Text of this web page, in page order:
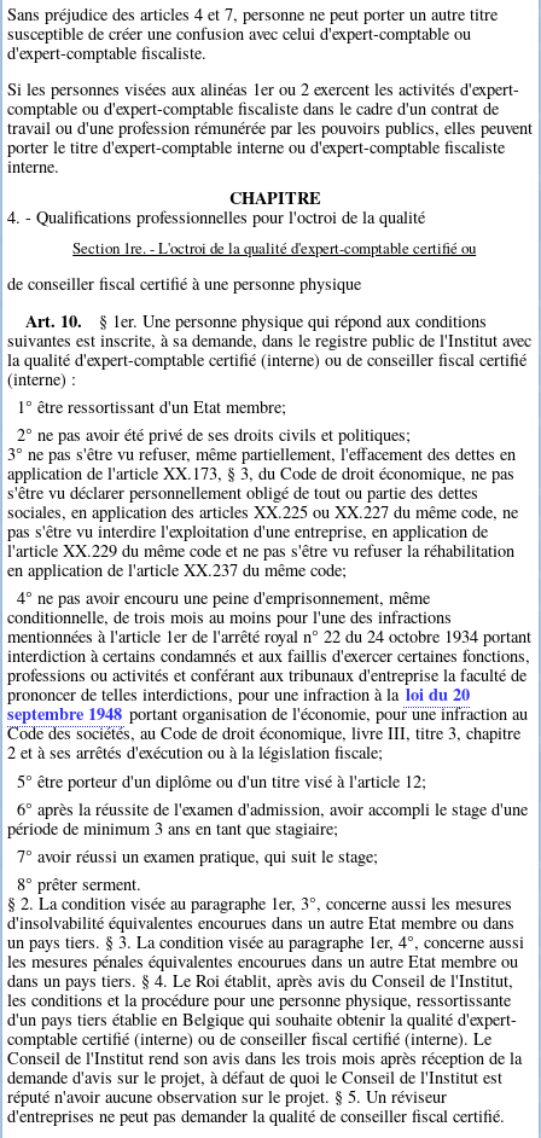
Sans préjudice des articles 4 et 7, personne ne peut porter un autre titre
susceptible de créer une confusion avec celui d'expert-comptable ou
d'expert-comptable fiscaliste.
Si les personnes visées aux alinéas 1er ou 2 exercent les activités d'expert-
comptable ou d'expert-comptable fiscaliste dans le cadre d'un contrat de
travail ou d'une profession rémunérée par les pouvoirs publics, elles peuvent
porter le titre d'expert-comptable interne ou d'expert-comptable fiscaliste
interne.
CHAPITRE
4. - Qualifications professionnelles pour l'octroi de la qualité
Section 1re. - L'octroi de la qualité d'expert-comptable certifié ou
de conseiller fiscal certifié à une personne physique
Art. 10.
§ 1er. Une personne physique qui répond aux conditions
suivantes est inscrite, à sa demande, dans le registre public de l'Institut avec
la qualité d'expert-comptable certifié (interne) ou de conseiller fiscal certifié
(interne) :
1° être ressortissant d'un Etat membre;
2° ne pas avoir été privé de ses droits civils et politiques;
3° ne pas s'être vu refuser, même partiellement, l'effacement des dettes en
application de l'article XX.173, § 3, du Code de droit économique, ne pas
s'être vu déclarer personnellement obligé de tout ou partie des dettes
sociales, en application des articles XX.225 ou XX.227 du même code, ne
pas s'être vu interdire l'exploitation d'une entreprise, en application de
l'article XX.229 du même code et ne pas s'être vu refuser la réhabilitation
en application de l'article XX.237 du même code;
4° ne pas avoir encouru une peine d'emprisonnement, même
conditionnelle, de trois mois au moins pour l'une des infractions
mentionnées à l'article 1er de l'arrêté royal n° 22 du 24 octobre 1934 portant
interdiction à certains condamnés et aux faillis d'exercer certaines fonctions,
professions ou activités et conférant aux tribunaux d'entreprise la faculté de
prononcer de telles interdictions, pour une infraction à la loi du 20
septembre 1948 portant organisation de l'économie, pour une infraction au
Code des sociétés, au Code de droit économique, livre III, titre 3, chapitre
2 et à ses arrêtés d'exécution ou à la législation fiscale;
5° être porteur d'un diplôme ou d'un titre visé à l'article 12;
6° après la réussite de l'examen d'admission, avoir accompli le stage d'une
période de minimum 3 ans en tant que stagiaire;
7° avoir réussi un examen pratique, qui suit le stage;
8° prêter serment.
§ 2. La condition visée au paragraphe 1er, 3°, concerne aussi les mesures
d'insolvabilité équivalentes encourues dans un autre Etat membre ou dans
un pays tiers. § 3. La condition visée au paragraphe 1er, 4°, concerne aussi
les mesures pénales équivalentes encourues dans un autre Etat membre ou
dans un pays tiers. § 4. Le Roi établit, après avis du Conseil de l'Institut,
les conditions et la procédure pour une personne physique, ressortissante
d'un pays tiers établie en Belgique qui souhaite obtenir la qualité d'expert-
comptable certifié (interne) ou de conseiller fiscal certifié (interne). Le
Conseil de l'Institut rend son avis dans les trois mois après réception de la
demande d'avis sur le projet, à défaut de quoi le Conseil de l'Institut est
réputé n'avoir aucune observation sur le projet. § 5. Un réviseur
d'entreprises ne peut pas demander la qualité de conseiller fiscal certifié.